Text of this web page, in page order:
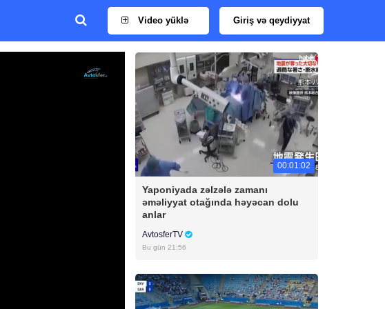
Video yüklə Giriş və qeydiyyat
00:01:02
Yaponiyada zəlzələ zamanı
əməliyyat otağında həyəcan dolu
anlar
AvtosferTV
Bu gün 21:56